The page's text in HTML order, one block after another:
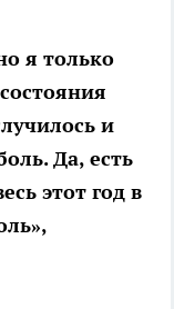
я только
и
Да, есть
этот год в